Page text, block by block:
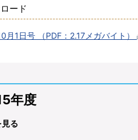
ード
月1日号 （PDF：2.17メガバイト）
年度
る